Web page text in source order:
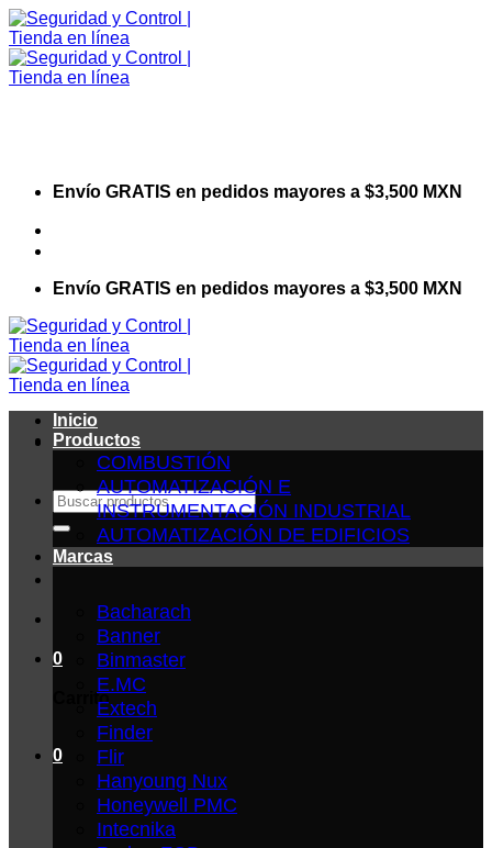
Saltar
al
contenido
Envío GRATIS en pedidos mayores a $3,500 MXN
Envío GRATIS en pedidos mayores a $3,500 MXN
Buscar
por:
0
Carrito
0
Inicio
Productos
COMBUSTIÓN
AUTOMATIZACIÓN E
INSTRUMENTACIÓN INDUSTRIAL
AUTOMATIZACIÓN DE EDIFICIOS
Marcas
Bacharach
Banner
Binmaster
E.MC
Extech
Finder
Flir
Hanyoung Nux
Honeywell PMC
Intecnika